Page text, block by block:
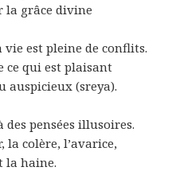
la grâce divine
est pleine de conflits.
ce qui est plaisant
auspicieux (sreya).
pensées illusoires.
la colère, l’avarice,
la haine.